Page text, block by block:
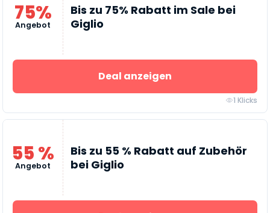
75%
Angebot
Bis zu 75% Rabatt im Sale bei
Giglio
Deal anzeigen
1 Klicks
55 %
Angebot
Bis zu 55 % Rabatt auf Zubehör
bei Giglio